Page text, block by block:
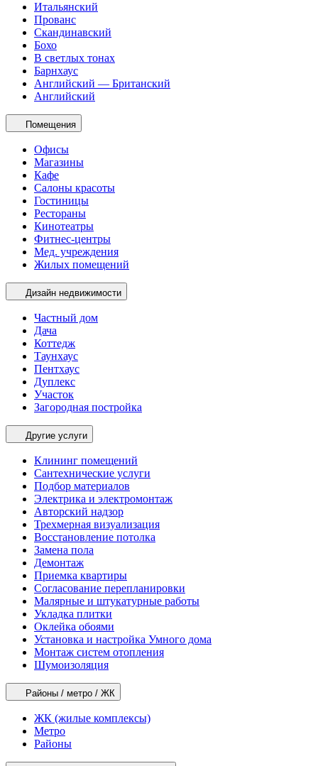
Итальянский
Прованс
Скандинавский
Бохо
В светлых тонах
Барнхаус
Английский — Британский
Английский
Помещения
Офисы
Магазины
Кафе
Салоны красоты
Гостиницы
Рестораны
Кинотеатры
Фитнес-центры
Мед. учреждения
Жилых помещений
Дизайн недвижимости
Частный дом
Дача
Коттедж
Таунхаус
Пентхаус
Дуплекс
Участок
Загородная постройка
Другие услуги
Клининг помещений
Сантехнические услуги
Подбор материалов
Электрика и электромонтаж
Авторский надзор
Трехмерная визуализация
Восстановление потолка
Замена пола
Демонтаж
Приемка квартиры
Согласование перепланировки
Малярные и штукатурные работы
Укладка плитки
Оклейка обоями
Установка и настройка Умного дома
Монтаж систем отопления
Шумоизоляция
Районы / метро / ЖК
ЖК (жилые комплексы)
Метро
Районы